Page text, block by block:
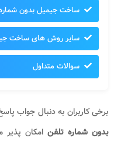
ساخت جیمیل بدون شماره
سایر روش های ساخت
سوالات متداول
برخی کاربران به دنبال جواب
بدون شماره تلفنامکان